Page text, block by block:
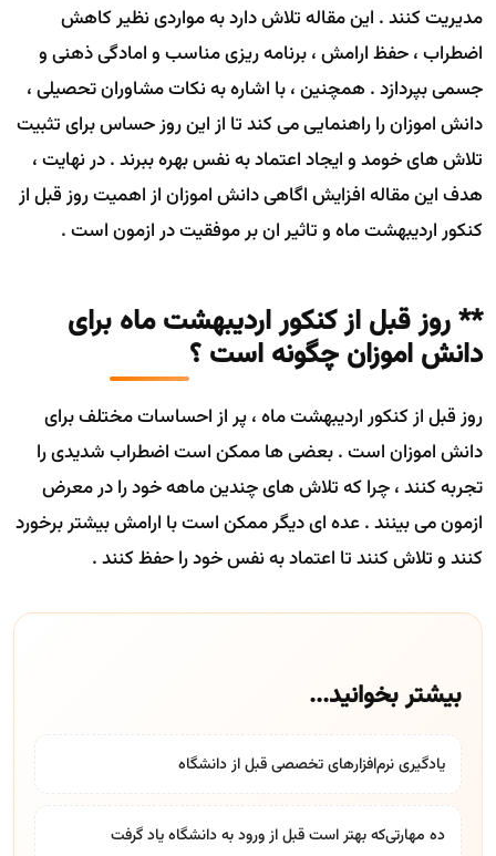
مدیریت کنند . این مقاله تلاش دارد به مواردی نظیر کاهش
اضطراب ، حفظ ارامش ، برنامه ریزی مناسب و امادگی ذهنی و
جسمی بپردازد . همچنین ، با اشاره به نکات مشاوران تحصیلی ،
دانش اموزان را راهنمایی می کند تا از این روز حساس برای تثبیت
تلاش های خومد و ایجاد اعتماد به نفس بهره ببرند . در نهایت ،
هدف این مقاله افزایش اگاهی دانش اموزان از اهمیت روز قبل از
کنکور اردیبهشت ماه و تاثیر ان بر موفقیت در ازمون است .
** روز قبل از کنکور اردیبهشت ماه برای
دانش اموزان چگونه است ؟
روز قبل از کنکور اردیبهشت ماه ، پر از احساسات مختلف برای
دانش اموزان است . بعضی ها ممکن است اضطراب شدیدی را
تجربه کنند ، چرا که تلاش های چندین ماهه خود را در معرض
ازمون می بینند . عده ای دیگر ممکن است با ارامش بیشتر برخورد
کنند و تلاش کنند تا اعتماد به نفس خود را حفظ کنند .
بیشتر بخوانید...
یادگیری نرم‌افزارهای تخصصی قبل از دانشگاه
ده مهارتی‌که بهتر است قبل از ورود به دانشگاه یاد گرفت